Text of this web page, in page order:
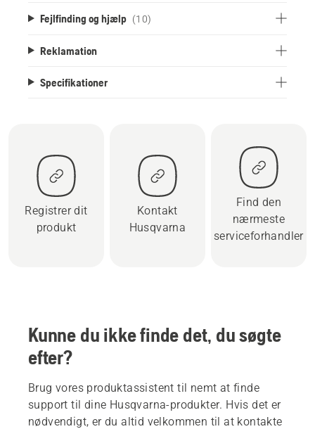
Fejlfinding og hjælp (10)
Reklamation
Specifikationer
Registrer dit
produkt
Kontakt
Husqvarna
Find den
nærmeste
serviceforhandler
Kunne du ikke finde det, du søgte
efter?
Brug vores produktassistent til nemt at finde
support til dine Husqvarna-produkter. Hvis det er
nødvendigt, er du altid velkommen til at kontakte